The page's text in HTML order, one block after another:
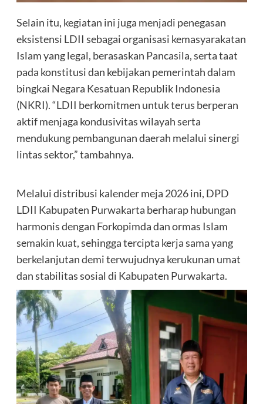
Selain itu, kegiatan ini juga menjadi penegasan
eksistensi LDII sebagai organisasi kemasyarakatan
Islam yang legal, berasaskan Pancasila, serta taat
pada konstitusi dan kebijakan pemerintah dalam
bingkai Negara Kesatuan Republik Indonesia
(NKRI). “LDII berkomitmen untuk terus berperan
aktif menjaga kondusivitas wilayah serta
mendukung pembangunan daerah melalui sinergi
lintas sektor,” tambahnya.
Melalui distribusi kalender meja 2026 ini, DPD
LDII Kabupaten Purwakarta berharap hubungan
harmonis dengan Forkopimda dan ormas Islam
semakin kuat, sehingga tercipta kerja sama yang
berkelanjutan demi terwujudnya kerukunan umat
dan stabilitas sosial di Kabupaten Purwakarta.